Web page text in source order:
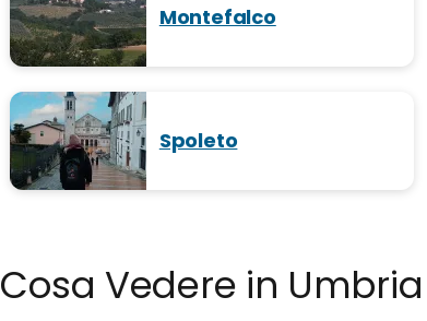
Montefalco
Spoleto
Cosa Vedere in Umbria